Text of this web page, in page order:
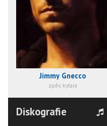
Jimmy Gnecco
zpěv, kytara
Diskografie